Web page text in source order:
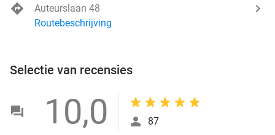
Auteurslaan 48
Routebeschrijving
Selectie van recensies
10,0 87